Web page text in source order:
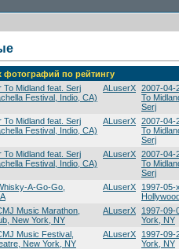
фотографий по рейтингу
To Midland feat. Serj
Festival, Indio, CA)
ALuserX 2007-04-
To
Serj
To Midland feat. Serj
Festival, Indio, CA)
ALuserX 2007-04-
To
Serj
To Midland feat. Serj
Festival, Indio, CA)
ALuserX 2007-04-
To
Serj
A-Go-Go,
ALuserX
1997-05-
Music Marathon,
New York, NY
ALuserX
1997-09-
York, NY
Music Festival,
New York, NY
ALuserX
1997-09-
York, NY